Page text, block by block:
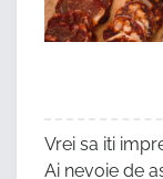
Vrei sa iti
Ai nevoie de